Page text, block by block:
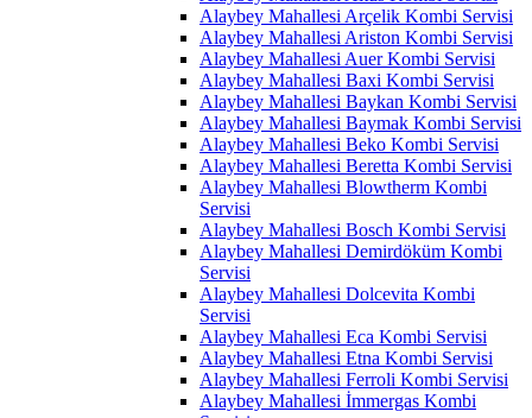
Alaybey Mahallesi Arçelik Kombi Servisi
Alaybey Mahallesi Ariston Kombi Servisi
Alaybey Mahallesi Auer Kombi Servisi
Alaybey Mahallesi Baxi Kombi Servisi
Alaybey Mahallesi Baykan Kombi Servisi
Alaybey Mahallesi Baymak Kombi Servisi
Alaybey Mahallesi Beko Kombi Servisi
Alaybey Mahallesi Beretta Kombi Servisi
Alaybey Mahallesi Blowtherm Kombi
Servisi
Alaybey Mahallesi Bosch Kombi Servisi
Alaybey Mahallesi Demirdöküm Kombi
Servisi
Alaybey Mahallesi Dolcevita Kombi
Servisi
Alaybey Mahallesi Eca Kombi Servisi
Alaybey Mahallesi Etna Kombi Servisi
Alaybey Mahallesi Ferroli Kombi Servisi
Alaybey Mahallesi İmmergas Kombi